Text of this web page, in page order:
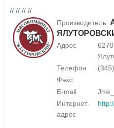
// // // //
Производитель:
Адрес
Телефон
Факс
E-mail
Интернет-
адрес